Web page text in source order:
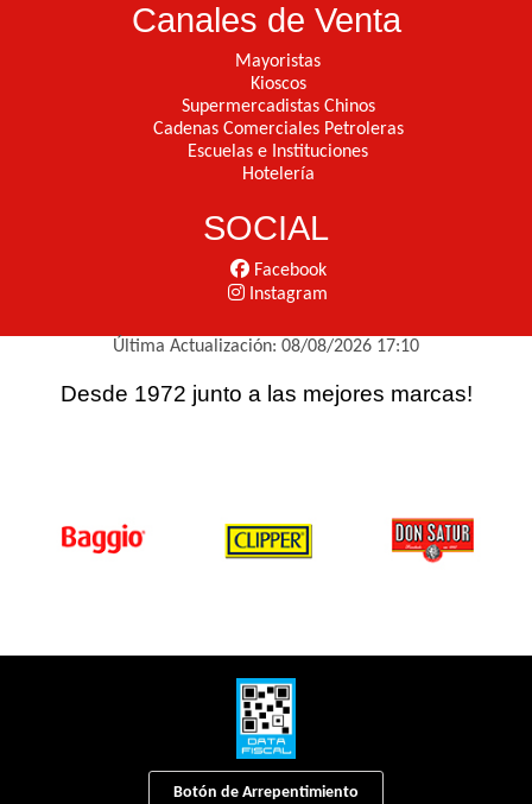
Canales de Venta
Mayoristas
Kioscos
Supermercadistas Chinos
Cadenas Comerciales Petroleras
Escuelas e Instituciones
Hotelería
SOCIAL
Facebook
Instagram
Última Actualización: 08/08/2026 17:10
Desde 1972 junto a las mejores marcas!
Botón de Arrepentimiento